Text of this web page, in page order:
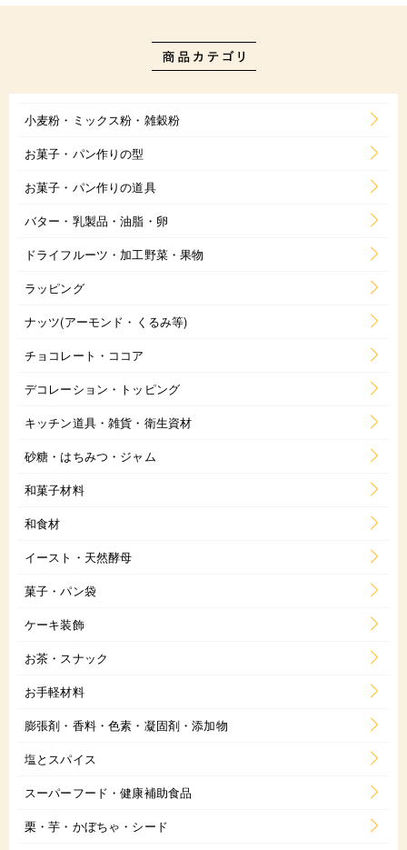
小麦粉・ミックス粉・雑穀粉
お菓子・パン作りの型
お菓子・パン作りの道具
バター・乳製品・油脂・卵
ドライフルーツ・加工野菜・果物
ラッピング
ナッツ(アーモンド・くるみ等)
チョコレート・ココア
デコレーション・トッピング
キッチン道具・雑貨・衛生資材
砂糖・はちみつ・ジャム
和菓子材料
和食材
イースト・天然酵母
菓子・パン袋
ケーキ装飾
お茶・スナック
お手軽材料
膨張剤・香料・色素・凝固剤・添加物
塩とスパイス
スーパーフード・健康補助食品
栗・芋・かぼちゃ・シード